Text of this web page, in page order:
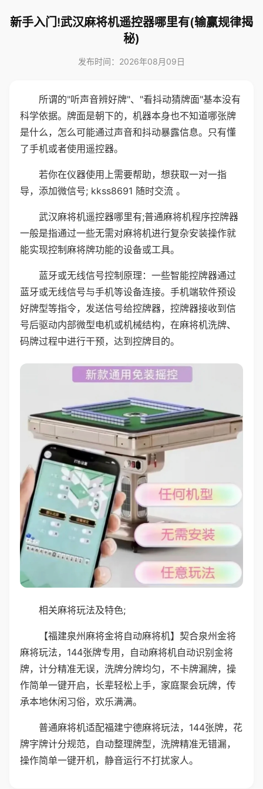
新手入门!武汉麻将机遥控器哪里有(输赢规律揭
秘)
发布时间：2026年08月09日
所谓的"听声音辨好牌"、"看抖动猜牌面"基本没有
科学依据。牌面是朝下的，机器本身也不知道哪张牌
是什么，怎么可能通过声音和抖动暴露信息。只有懂
了手机或者使用遥控器。
若你在仪器使用上需要帮助，想获取一对一指
导，添加微信号; kkss8691 随时交流 。
武汉麻将机遥控器哪里有;普通麻将机程序控牌器
一般是指通过一些无需对麻将机进行复杂安装操作就
能实现控制麻将牌功能的设备或工具。
蓝牙或无线信号控制原理：一些智能控牌器通过
蓝牙或无线信号与手机等设备连接。手机端软件预设
好牌型等指令，发送信号给控牌器，控牌器接收到信
号后驱动内部微型电机或机械结构，在麻将机洗牌、
码牌过程中进行干预，达到控牌目的。
相关麻将玩法及特色;
【福建泉州麻将金将自动麻将机】契合泉州金将
麻将玩法，144张牌专用，自动麻将机自动识别金将
牌，计分精准无误，洗牌分牌均匀，不卡牌漏牌，操
作简单一键开启，长辈轻松上手，家庭聚会玩牌，传
承本地休闲习俗，欢乐满满。
普通麻将机适配福建宁德麻将玩法，144张牌，花
牌字牌计分规范，自动整理牌型，洗牌精准无错漏，
操作简单一键开机，静音运行不打扰家人。